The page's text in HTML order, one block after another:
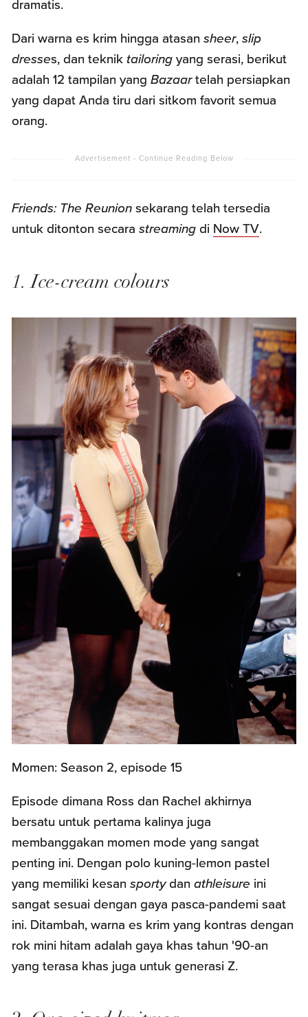
dramatis.
Dari warna es krim hingga atasansheer,slip
dresses, dan teknik tailoring yang serasi, berikut
adalah 12 tampilan yangBazaartelah persiapkan
yang dapat Anda tiru dari sitkom favorit semua
orang.
Friends: The Reunion sekarang telah tersedia
untuk ditonton secarastreaming di Now TV.
1. Ice-cream colours
Momen: Season 2, episode 15
Episode dimana Ross dan Rachel akhirnya
bersatu untuk pertama kalinya juga
membanggakan momen mode yang sangat
penting ini. Dengan polo kuning-lemon pastel
yang memiliki kesansportydanathleisure ini
sangat sesuai dengan gaya pasca-pandemi saat
ini. Ditambah, warna es krim yang kontras dengan
rok mini hitam adalah gaya khas tahun '90-an
yang terasa khas juga untuk generasi Z.